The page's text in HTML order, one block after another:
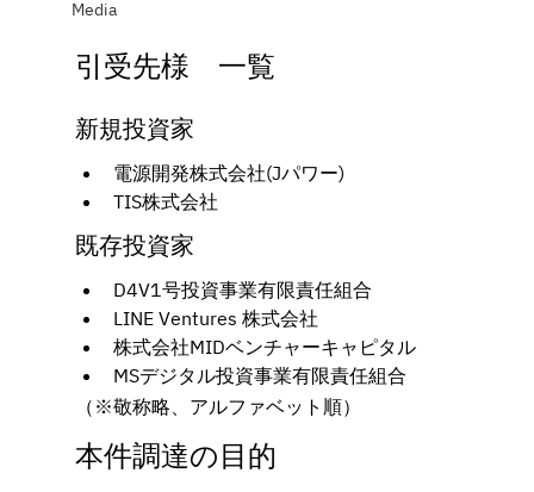
Media
引受先様　一覧
新規投資家
電源開発株式会社(Jパワー)
TIS株式会社
既存投資家
D4V1号投資事業有限責任組合
LINE Ventures 株式会社
株式会社MIDベンチャーキャピタル
MSデジタル投資事業有限責任組合
（※敬称略、アルファベット順）
本件調達の目的